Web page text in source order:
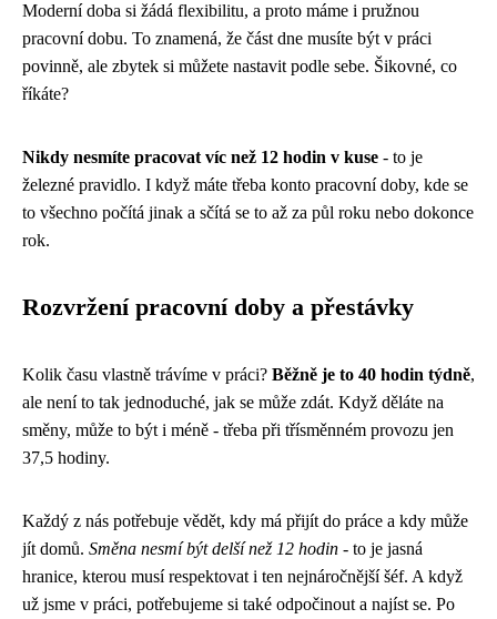
Moderní doba si žádá flexibilitu, a proto máme i pružnou
pracovní dobu. To znamená, že část dne musíte být v práci
povinně, ale zbytek si můžete nastavit podle sebe. Šikovné, co
říkáte?
Nikdy nesmíte pracovat víc než 12 hodin v kuse - to je
železné pravidlo. I když máte třeba konto pracovní doby, kde se
to všechno počítá jinak a sčítá se to až za půl roku nebo dokonce
rok.
Rozvržení pracovní doby a přestávky
Kolik času vlastně trávíme v práci? Běžně je to 40 hodin týdně,
ale není to tak jednoduché, jak se může zdát. Když děláte na
směny, může to být i méně - třeba při třísměnném provozu jen
37,5 hodiny.
Každý z nás potřebuje vědět, kdy má přijít do práce a kdy může
jít domů. Směna nesmí být delší než 12 hodin - to je jasná
hranice, kterou musí respektovat i ten nejnáročnější šéf. A když
už jsme v práci, potřebujeme si také odpočinout a najíst se. Po